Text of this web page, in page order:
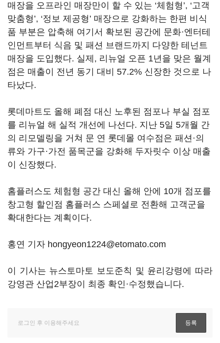
매장을 오프라인 매장만이 할 수 있는 ‘체험형’, ‘고객
맞춤형’, ‘정보 제공형’ 매장으로 강화하는 한편 비식
품 부분은 압축해 여기서 확보된 공간에 문화·엔터테
인먼트부터 식음 및 패션 브랜드까지 다양한 테넌트
매장을 도입했다. 실제, 리뉴얼 오픈 1년을 맞은 월계
점은 매출이 전년 동기 대비 57.2% 신장한 것으로 나
타났다.
롯데마트도 올해 폐점 대신 노후된 점포나 부실 점포
를 리뉴얼 해 실적 개선에 나선다. 지난 5일 5개월 간
의 리모델링을 거쳐 문 연 롯데몰 여수점은 패션·의
류와 가구·가전 품목군을 강화해 두자릿수 이상 매출
이 신장했다.
홈플러스도 체험형 공간 대신 올해 안에 10개 점포를
창고형 할인점 홈플러스 스페셜로 전환해 고객군을
확대한다는 계획이다.
홍연 기자 hongyeon1224@etomato.com
이 기사는 뉴스토마토 보도준칙 및 윤리강령에 따라
강영관 산업2부장이 최종 확인·수정했습니다.